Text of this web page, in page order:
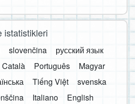
istatistikleri
slovenčina
русский язык
Català Português
Magyar
Tiếng Việt
svenska
Italiano
English